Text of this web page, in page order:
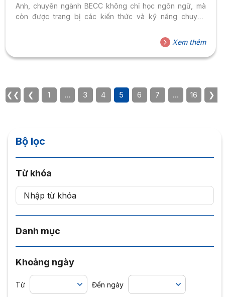
Anh, chuyên ngành BECC không chỉ học ngôn ngữ, mà
còn được trang bị các kiến thức và kỹ năng chuyên
Communications. Sinh viên tốt nghiệp có khả năng làm
việc trong nhiều bộ phận khác nhau của các công ty, từ
Marketing, Sales, đến Customer Service. 2. Kỹ năng vượt
Xem thêm
❮❮ ❮ 1 … 3 4 5 6 7 … 16 ❯
Bộ lọc
Từ khóa
Danh mục
Khoảng ngày
Từ Đến ngày